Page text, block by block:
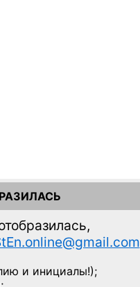
и инициалы!);